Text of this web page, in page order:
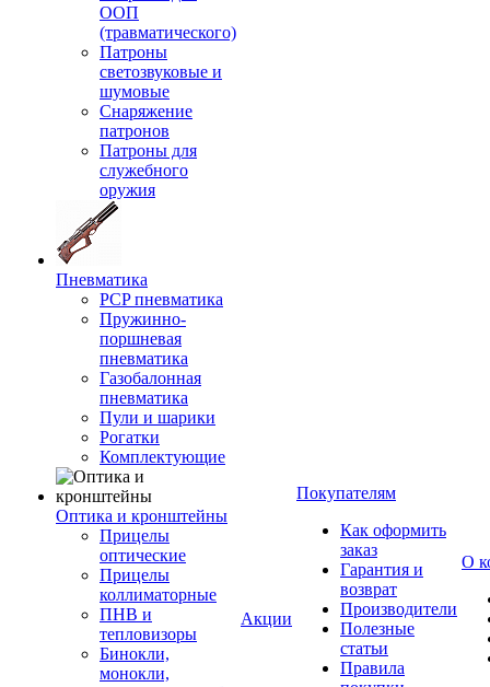
ООП
(травматического)
Патроны
светозвуковые и
шумовые
Снаряжение
патронов
Патроны для
служебного
оружия
Пневматика
PCP пневматика
Пружинно-
поршневая
пневматика
Газобалонная
пневматика
Пули и шарики
Рогатки
Комплектующие
Оптика и кронштейны
Прицелы
оптические
Прицелы
коллиматорные
ПНВ и
тепловизоры
Бинокли,
монокли,
Акции
Покупателям
Как оформить
заказ
Гарантия и
возврат
Производители
Полезные
статьи
Правила
О